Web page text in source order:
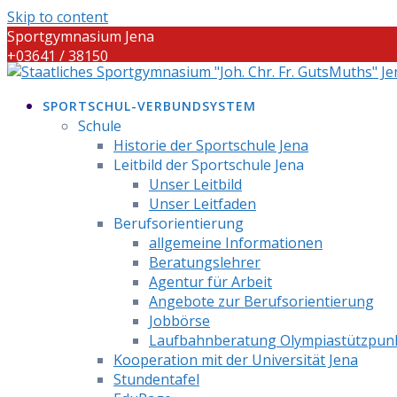
Skip to content
Sportgymnasium Jena
+03641 / 38150
info@sportgymnasium-jena.info
SPORTSCHUL-VERBUNDSYSTEM
Schule
Historie der Sportschule Jena
Leitbild der Sportschule Jena
Unser Leitbild
Unser Leitfaden
Berufsorientierung
allgemeine Informationen
Beratungslehrer
Agentur für Arbeit
Angebote zur Berufsorientierung
Jobbörse
Laufbahnberatung
Kooperation mit der Universität Jena
Stundentafel